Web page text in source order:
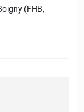
(FHB,